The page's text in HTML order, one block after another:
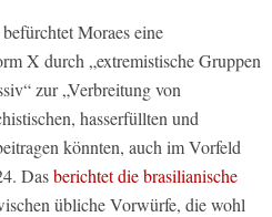
Moraes eine
X durch „extremistische Gruppen
zur „Verbreitung von
hasserfüllten und
könnten, auch im Vorfeld
Dasberichtet die brasilianische
übliche Vorwürfe, die wohl